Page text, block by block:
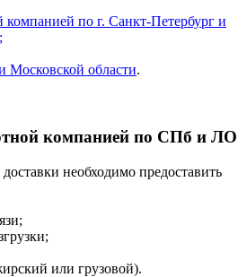
компанией по г. Санкт-Петербург и
Московской области.
компанией по СПб и ЛО
необходимо предоставить
или грузовой).